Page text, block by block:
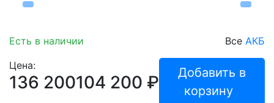
Есть в наличии Все АКБ
Цена:
136 200104 200 ₽
Добавить в
корзину